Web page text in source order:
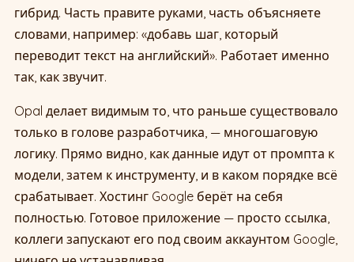
гибрид. Часть правите руками, часть объясняете
словами, например: «добавь шаг, который
переводит текст на английский». Работает именно
так, как звучит.
Opal делает видимым то, что раньше существовало
только в голове разработчика, — многошаговую
логику. Прямо видно, как данные идут от промпта к
модели, затем к инструменту, и в каком порядке всё
срабатывает. Хостинг Google берёт на себя
полностью. Готовое приложение — просто ссылка,
коллеги запускают его под своим аккаунтом Google,